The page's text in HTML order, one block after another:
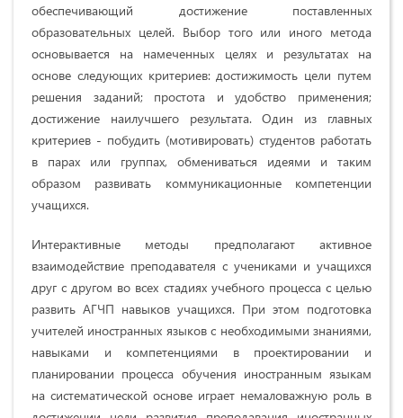
обеспечивающий достижение поставленных
образовательных целей. Выбор того или иного метода
основывается на намеченных целях и результатах на
основе следующих критериев: достижимость цели путем
решения заданий; простота и удобство применения;
достижение наилучшего результата. Один из главных
критериев - побудить (мотивировать) студентов работать
в парах или группах, обмениваться идеями и таким
образом развивать коммуникационные компетенции
учащихся.
Интерактивные методы предполагают активное
взаимодействие преподавателя с учениками и учащихся
друг с другом во всех стадиях учебного процесса с целью
развить АГЧП навыков учащихся. При этом подготовка
учителей иностранных языков с необходимыми знаниями,
навыками и компетенциями в проектировании и
планировании процесса обучения иностранным языкам
на систематической основе играет немаловажную роль в